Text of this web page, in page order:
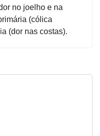
no joelho e na
(cólica
(dor nas costas).